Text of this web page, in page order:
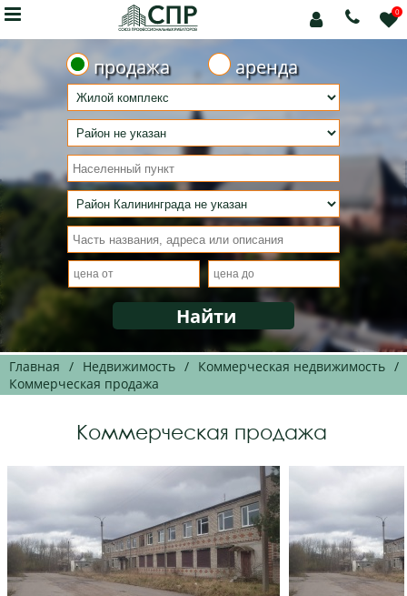
 0


продажа аренда
Главная / Недвижимость / Коммерческая недвижимость /
Коммерческая продажа
Коммерческая продажа